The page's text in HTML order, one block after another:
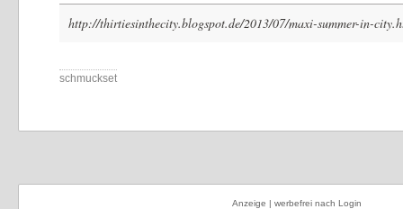
http://thirtiesinthecity.blogspot.de/2013/07/maxi-summer-in-
schmuckset
Anzeige | werbefrei nach Login